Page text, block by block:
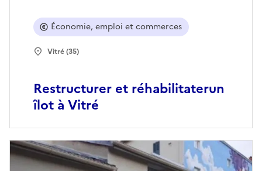
Restructurer et réhabilitaterun
îlot à Vitré
Économie, emploi et commerces
Vitré (35)